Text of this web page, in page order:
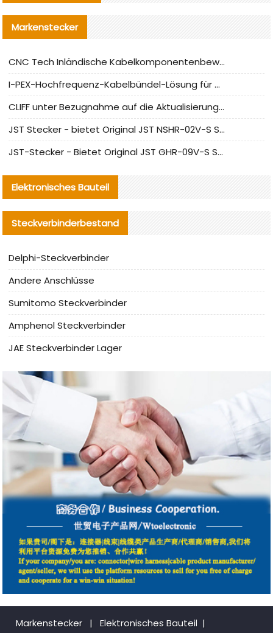
Markenstecker
CNC Tech Inländische Kabelkomponentenbewertung und Massenproduktionsanpassungsanleitung
I-PEX-Hochfrequenz-Kabelbündel-Lösung für die heimische Produktion analysiert
CLIFF unter Bezugnahme auf die Aktualisierung der chinesischen Stecker-Testnormen
JST Stecker - bietet Original JST NSHR-02V-S Stecker und Ersatzteile an
JST-Stecker - Bietet Original JST GHR-09V-S Stecker und Ersatzteile an
Elektronisches Bauteil
Steckverbinderbestand
Delphi-Steckverbinder
Andere Anschlüsse
Sumitomo Steckverbinder
Amphenol Steckverbinder
JAE Steckverbinder Lager
Markenstecker | Elektronisches Bauteil |